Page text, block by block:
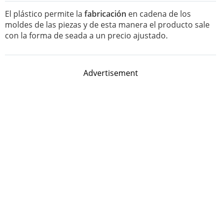
El plástico permite la fabricación en cadena de los
moldes de las piezas y de esta manera el producto sale
con la forma de seada a un precio ajustado.
Advertisement